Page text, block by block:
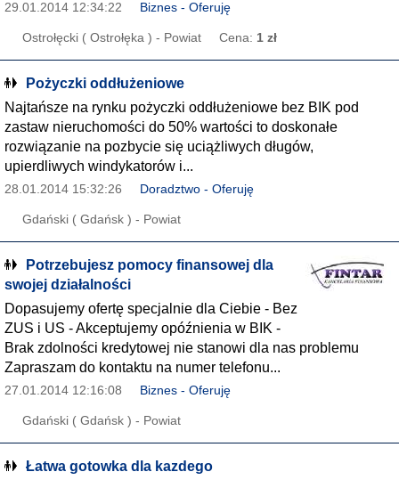
29.01.2014 12:34:22 Biznes - Oferuję
Ostrołęcki ( Ostrołęka ) - Powiat Cena: 1 zł
Pożyczki oddłużeniowe
Najtańsze na rynku pożyczki oddłużeniowe bez BIK pod
zastaw nieruchomości do 50% wartości to doskonałe
rozwiązanie na pozbycie się uciążliwych długów,
upierdliwych windykatorów i...
28.01.2014 15:32:26 Doradztwo - Oferuję
Gdański ( Gdańsk ) - Powiat
Potrzebujesz pomocy finansowej dla
swojej działalności
Dopasujemy ofertę specjalnie dla Ciebie - Bez
ZUS i US - Akceptujemy opóźnienia w BIK -
Brak zdolności kredytowej nie stanowi dla nas problemu
Zapraszam do kontaktu na numer telefonu...
27.01.2014 12:16:08 Biznes - Oferuję
Gdański ( Gdańsk ) - Powiat
Łatwa gotowka dla kazdego